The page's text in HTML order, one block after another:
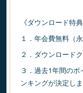
《ダウンロード特典
１．年会費無料（永
２．ダウンロード
３．過去1年間の
ンキングが決定しま